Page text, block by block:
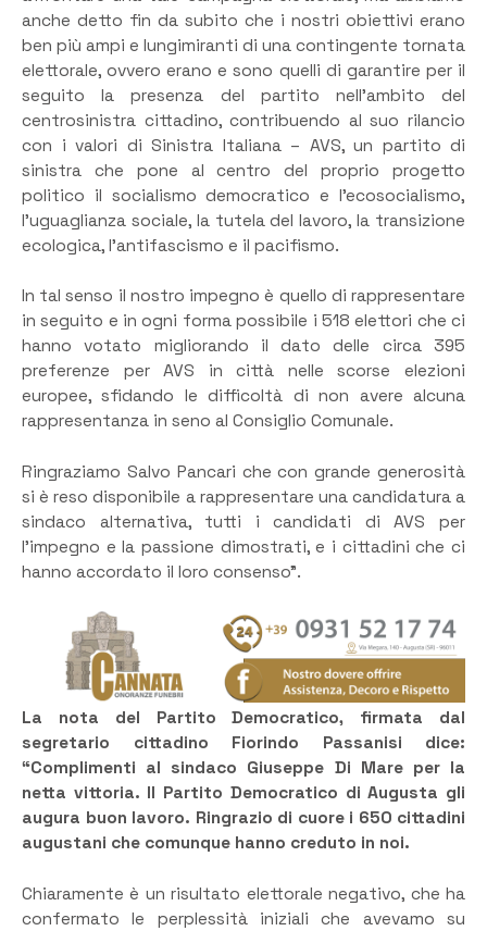
anche detto fin da subito che i nostri obiettivi erano
ben più ampi e lungimiranti di una contingente tornata
elettorale, ovvero erano e sono quelli di garantire per il
seguito la presenza del partito nell’ambito del
centrosinistra cittadino, contribuendo al suo rilancio
con i valori di Sinistra Italiana – AVS, un partito di
sinistra che pone al centro del proprio progetto
politico il socialismo democratico e l’ecosocialismo,
l’uguaglianza sociale, la tutela del lavoro, la transizione
ecologica, l’antifascismo e il pacifismo.
In tal senso il nostro impegno è quello di rappresentare
in seguito e in ogni forma possibile i 518 elettori che ci
hanno votato migliorando il dato delle circa 395
preferenze per AVS in città nelle scorse elezioni
europee, sfidando le difficoltà di non avere alcuna
rappresentanza in seno al Consiglio Comunale.
Ringraziamo Salvo Pancari che con grande generosità
si è reso disponibile a rappresentare una candidatura a
sindaco alternativa, tutti i candidati di AVS per
l’impegno e la passione dimostrati, e i cittadini che ci
hanno accordato il loro consenso”.
La nota del Partito Democratico, firmata dal
segretario cittadino Fiorindo Passanisi dice:
“Complimenti al sindaco Giuseppe Di Mare per la
netta vittoria. Il Partito Democratico di Augusta gli
augura buon lavoro. Ringrazio di cuore i 650 cittadini
augustani che comunque hanno creduto in noi.
Chiaramente è un risultato elettorale negativo, che ha
confermato le perplessità iniziali che avevamo su